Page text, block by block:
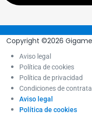
Copyright ©2026
Aviso legal
Política de cookies
Política de privacidad
Condiciones de
Aviso legal
Política de cookies